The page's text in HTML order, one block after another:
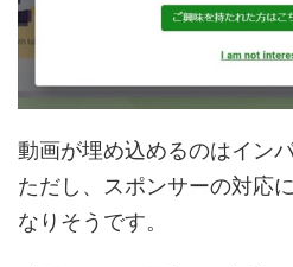
動画が埋め込めるのはイン
ただし、スポンサーの対応
なりそうです。